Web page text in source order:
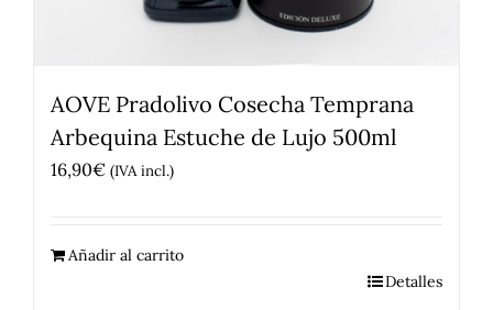
AOVE Pradolivo Cosecha Temprana
Arbequina Estuche de Lujo 500ml
16,90€ (IVA incl.)
Añadir al carrito
Detalles